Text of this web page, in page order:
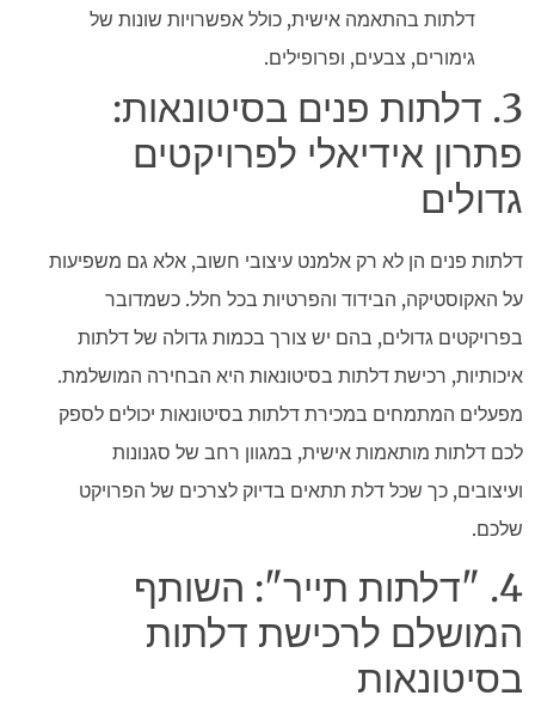
דלתות בהתאמה אישית, כולל אפשרויות שונות של
גימורים, צבעים, ופרופילים.
3. דלתות פנים בסיטונאות:
פתרון אידיאלי לפרויקטים
גדולים
דלתות פנים הן לא רק אלמנט עיצובי חשוב, אלא גם משפיעות
על האקוסטיקה, הבידוד והפרטיות בכל חלל. כשמדובר
בפרויקטים גדולים, בהם יש צורך בכמות גדולה של דלתות
איכותיות, רכישת דלתות בסיטונאות היא הבחירה המושלמת.
מפעלים המתמחים במכירת דלתות בסיטונאות יכולים לספק
לכם דלתות מותאמות אישית, במגוון רחב של סגנונות
ועיצובים, כך שכל דלת תתאים בדיוק לצרכים של הפרויקט
שלכם.
4. "דלתות תייר": השותף
המושלם לרכישת דלתות
בסיטונאות